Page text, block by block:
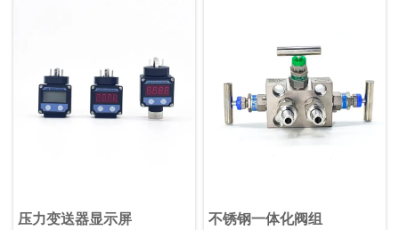
DC1000V，采用4-20mA叠加
HART协议数字通信，支持远程
管理，冷端补偿精度高，数据
刷新快，稳定性强，适用
于-40℃~+85℃的工作环境。模
块外形小巧，安装便捷，抗机
压力变送器显示屏 不锈钢一体化阀组